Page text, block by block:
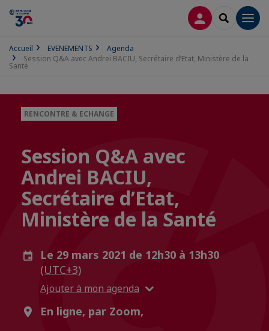
CONNEXION
Accueil EVENEMENTS
Agenda
Session Q&A avec Andrei BACIU, Secrétaire d’Etat, Ministère de la
Santé
RENCONTRE & ECHANGE
Session Q&A avec
Andrei BACIU,
Secrétaire d’Etat,
Ministère de la Santé
Le 29 mars 2021 de 12h30 à 13h30
(UTC+3)
Ajouter à mon agenda
En ligne, par Zoom,